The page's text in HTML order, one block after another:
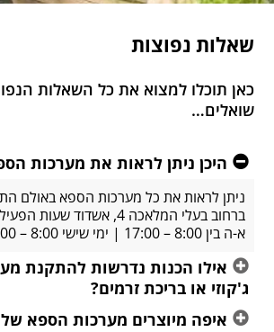
שאלות נפוצות
כאן תוכלו למצוא את כל השאלות
שואלים…
היכן ניתן לראות את מערכות
ניתן לראות את כל מערכות הספא באולם
ברחוב בעלי המלאכה 4, אשדוד
א-ה בין 8:00 – 17:00 | ימי שישי 8:00 – 12:00
אילו הכנות נדרשות להתקנת
ג'קוזי או בריכת זרמים?
איפה מיוצרים מערכות הספא